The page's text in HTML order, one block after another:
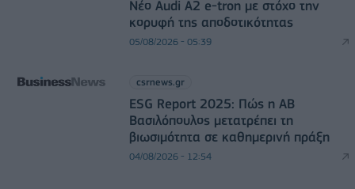
Νέο Audi A2 e-tron με στόχο την
κορυφή της αποδοτικότητας
05/08/2026 - 05:39
csrnews.gr
ESG Report 2025: Πώς η ΑΒ
Βασιλόπουλος μετατρέπει τη
βιωσιμότητα σε καθημερινή πράξη
04/08/2026 - 12:54